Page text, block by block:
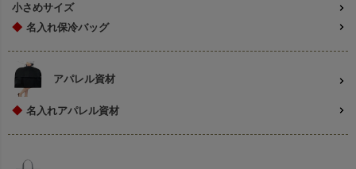
小さめサイズ
◆ 名入れ保冷バッグ
アパレル資材
◆ 名入れアパレル資材